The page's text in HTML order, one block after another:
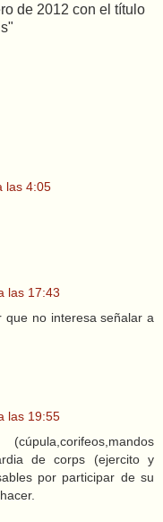
de 2012 con el título
las 4:05
las 17:43
no interesa señalar a
las 19:55
de corps (ejercito y
por participar de su